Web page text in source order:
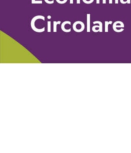
Libri
Fundraising Academy
Multimedia
Circolare